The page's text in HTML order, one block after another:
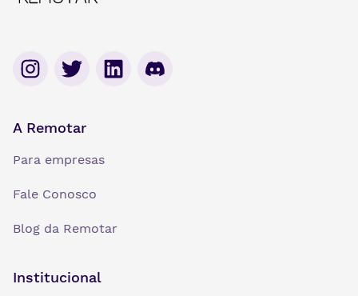
A Remotar
Para empresas
Fale Conosco
Blog da Remotar
Institucional